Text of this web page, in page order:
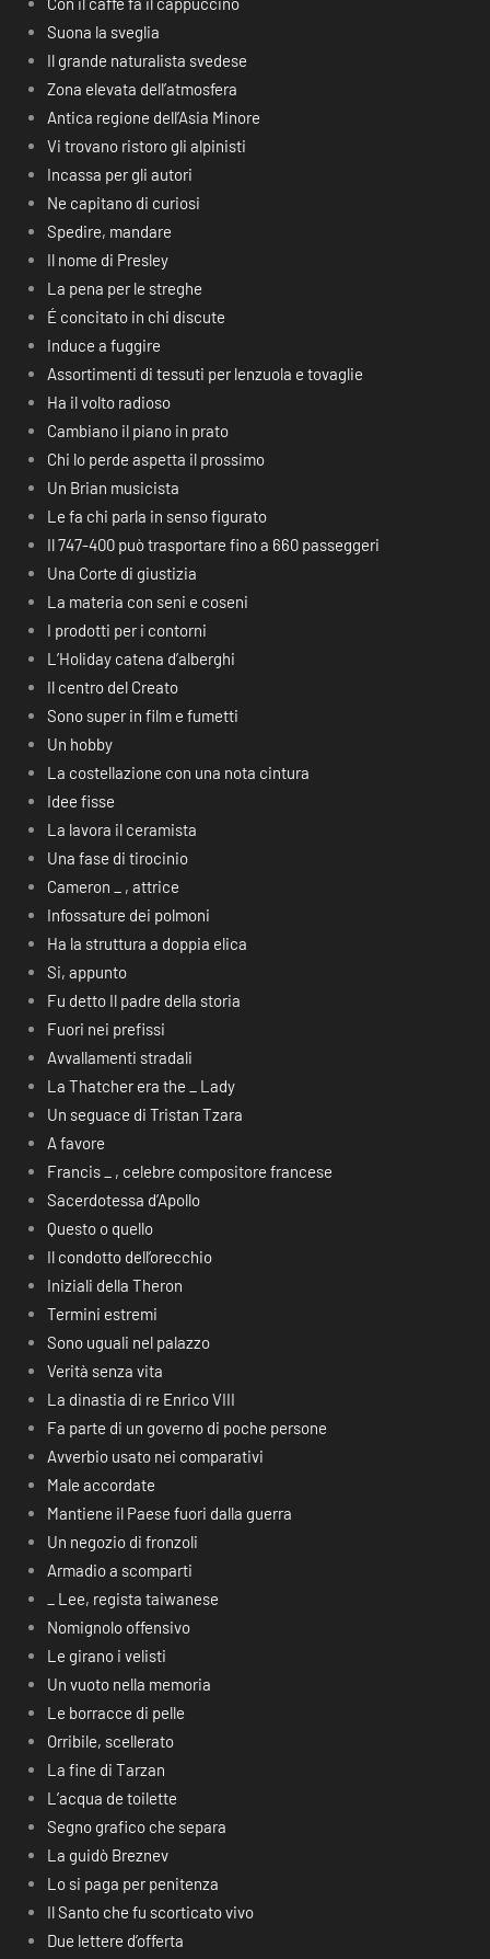
Suona la sveglia
Il grande naturalista svedese
Zona elevata dell’atmosfera
Antica regione dell’Asia Minore
Vi trovano ristoro gli alpinisti
Incassa per gli autori
Ne capitano di curiosi
Spedire, mandare
Il nome di Presley
La pena per le streghe
É concitato in chi discute
Induce a fuggire
Assortimenti di tessuti per lenzuola e tovaglie
Ha il volto radioso
Cambiano il piano in prato
Chi lo perde aspetta il prossimo
Un Brian musicista
Le fa chi parla in senso figurato
Il 747-400 può trasportare fino a 660 passeggeri
Una Corte di giustizia
La materia con seni e coseni
I prodotti per i contorni
L’Holiday catena d’alberghi
Il centro del Creato
Sono super in film e fumetti
Un hobby
La costellazione con una nota cintura
Idee fisse
La lavora il ceramista
Una fase di tirocinio
Cameron _ , attrice
Infossature dei polmoni
Ha la struttura a doppia elica
Si, appunto
Fu detto Il padre della storia
Fuori nei prefissi
Avvallamenti stradali
La Thatcher era the _ Lady
Un seguace di Tristan Tzara
A favore
Francis _ , celebre compositore francese
Sacerdotessa d’Apollo
Questo o quello
Il condotto dell’orecchio
Iniziali della Theron
Termini estremi
Sono uguali nel palazzo
Verità senza vita
La dinastia di re Enrico VIII
Fa parte di un governo di poche persone
Avverbio usato nei comparativi
Male accordate
Mantiene il Paese fuori dalla guerra
Un negozio di fronzoli
Armadio a scomparti
_ Lee, regista taiwanese
Nomignolo offensivo
Le girano i velisti
Un vuoto nella memoria
Le borracce di pelle
Orribile, scellerato
La fine di Tarzan
L’acqua de toilette
Segno grafico che separa
La guidò Breznev
Lo si paga per penitenza
Il Santo che fu scorticato vivo
Due lettere d’offerta